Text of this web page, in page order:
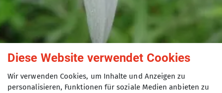
Diese Website verwendet Cookies
Wir verwenden Cookies, um Inhalte und Anzeigen zu
personalisieren, Funktionen für soziale Medien anbieten zu